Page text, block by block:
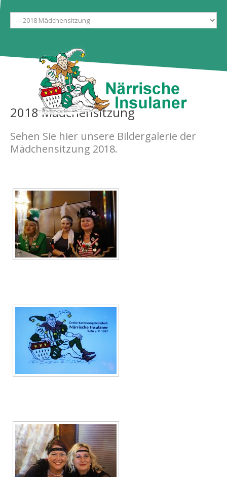
Start
Galerien
Ehrentanzgarde
Aktuelles
Tickets
2018 Mädchensitzung
Sehen Sie hier unsere Bildergalerie der
Mädchensitzung 2018.